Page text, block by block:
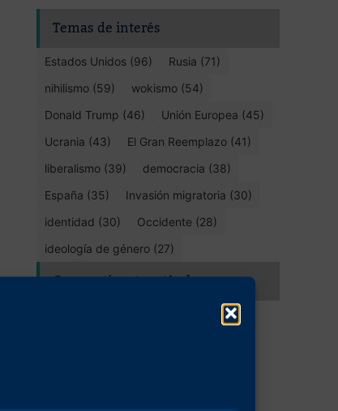
Temas de interés
Estados Unidos (96)
Rusia (71)
nihilismo (59)
wokismo (54)
Donald Trump (46)
Unión Europea (45)
Ucrania (43)
El Gran Reemplazo (41)
liberalismo (39)
democracia (38)
España (35)
Invasión migratoria (30)
identidad (30)
Occidente (28)
ideología de género (27)
Compartir este artículo